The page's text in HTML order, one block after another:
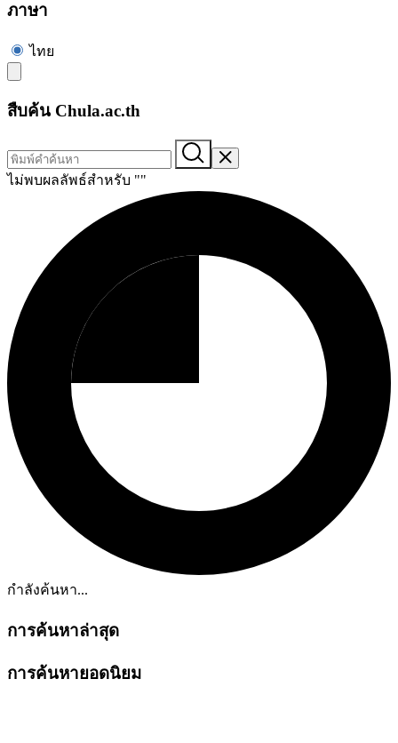
ภาษา
ไทย
สืบค้น Chula.ac.th
ไม่พบผลลัพธ์สำหรับ ""
กำลังค้นหา...
การค้นหาล่าสุด
การค้นหายอดนิยม